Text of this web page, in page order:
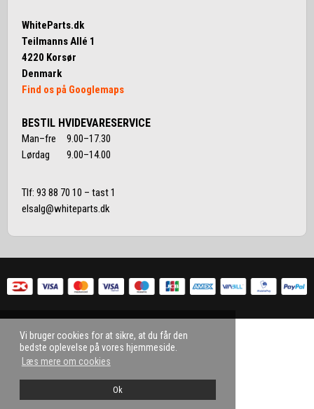
Vi bruger cookies for at sikre, at du får den
bedste oplevelse på vores hjemmeside.
Læs mere om cookies
Ok
WhiteParts.dk
Teilmanns Allé 1
4220 Korsør
Denmark
Find os på Googlemaps
BESTIL HVIDEVARESERVICE
Man–fre 9.00–17.30
Lørdag 9.00–14.00
Tlf: 93 88 70 10 – tast 1
elsalg@whiteparts.dk